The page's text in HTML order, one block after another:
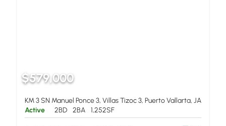
$579,000
KM 3 SN Manuel Ponce 3, Villas Tizoc 3, Puerto Vallarta, JA
Active
2BD 2BA 1,252SF